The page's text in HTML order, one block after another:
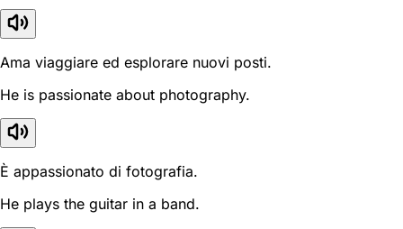
Ama viaggiare ed esplorare nuovi posti.
He is passionate about photography.
È appassionato di fotografia.
He plays the guitar in a band.